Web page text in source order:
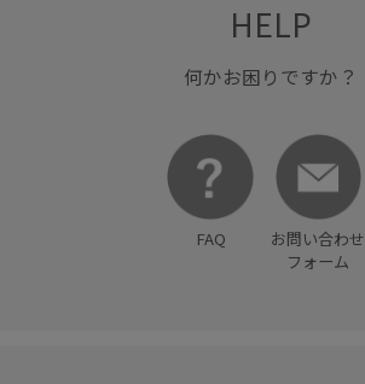
HELP
何かお困りですか？
FAQ
お問い合わせ
フォーム